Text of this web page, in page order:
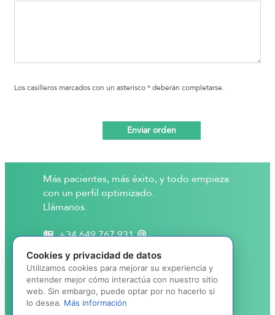
Cookies y privacidad de datos
Utilizamos cookies para mejorar su experiencia y
entender mejor cómo interactúa con nuestro sitio
web. Sin embargo, puede optar por no hacerlo si
lo desea. Más información
Los casilleros marcados con un asterisco * deberán completarse.
Enviar orden
Más pacientes, más éxito, y todo empieza
con un perfil optimizado.
Llámanos.
‭+34 649 767 931‬
business@beautyprotect.com